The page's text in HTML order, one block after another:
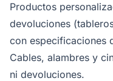
Productos
devoluciones
con especificaciones
Cables, alambres y
ni devoluciones.